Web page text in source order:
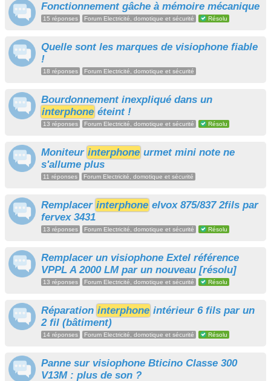
Fonctionnement gâche à mémoire mécanique
15 réponses Forum Electricité, domotique et sécurité Résolu
Quelle sont les marques de visiophone fiable
!
18 réponses Forum Electricité, domotique et sécurité
Bourdonnement inexpliqué dans un
interphone éteint !
13 réponses Forum Electricité, domotique et sécurité Résolu
Moniteur interphone urmet mini note ne
s'allume plus
11 réponses Forum Electricité, domotique et sécurité
Remplacer interphone elvox 875/837 2fils par
fervex 3431
13 réponses Forum Electricité, domotique et sécurité Résolu
Remplacer un visiophone Extel référence
VPPL A 2000 LM par un nouveau [résolu]
13 réponses Forum Electricité, domotique et sécurité Résolu
Réparation interphone intérieur 6 fils par un
2 fil (bâtiment)
14 réponses Forum Electricité, domotique et sécurité Résolu
Panne sur visiophone Bticino Classe 300
V13M : plus de son ?